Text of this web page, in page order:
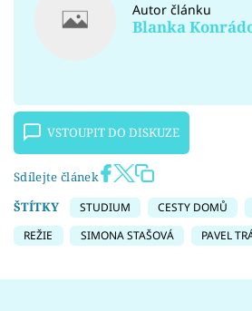
Autor článku
Blanka
VSTOUPIT DO DISKUZE
Sdílejte článek
ŠTÍTKY
STUDIUM CESTY DOMŮ
REŽIE
SIMONA STAŠOVÁ PAVEL